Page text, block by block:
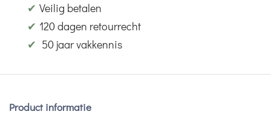
✔ Veilig betalen
✔ 120 dagen retourrecht
✔ 50 jaar vakkennis
Product informatie